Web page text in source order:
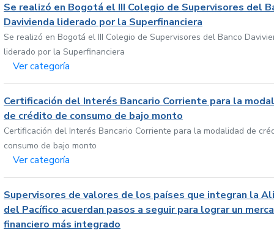
Se realizó en Bogotá el III Colegio de Supervisores del
Davivienda liderado por la Superfinanciera
Se realizó en Bogotá el III Colegio de Supervisores del Banco
liderado por la Superfinanciera
Ver categoría
Certificación del Interés Bancario Corriente para la
de crédito de consumo de bajo monto
Certificación del Interés Bancario Corriente para la modalidad de
consumo de bajo monto
Ver categoría
Supervisores de valores de los países que integran la
del Pacífico acuerdan pasos a seguir para lograr un
financiero más integrado